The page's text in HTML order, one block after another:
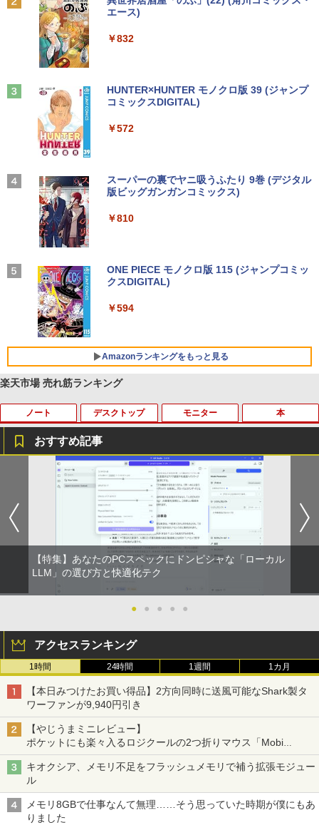
Anker Soundcore Liberty 5 ミッドナイトブ
ラック
￥14,990
【2026年アップグレード版】AOKIMI ワイヤ
レスイヤホン bluetooth イヤホン V12 小型
るーとゅーす コードレス ENCノイズキャン
￥1,964
リング ANC 36時間再生
￥2,980
[Explicit]
￥250
On My Road (Stadium ver.)
BUGS LIFE
On My Road (Stadium ver.)
【Amazon.co.jp限定】 い・ろ・は・す 2L P
by Amazon 天然水ラベルレス 2L×9本
￥1,117
コカ・コーラ やかんの麦茶 from 爽健美茶 ラ
by Amazon 炭酸水 ラベルレス 500ml ×24本
art Basic)
エース)
￥832
HUNTER×HUNTER モノクロ版 39 (ジャンプ
コミックスDIGITAL)
￥572
スーパーの裏でヤニ吸うふたり 9巻 (デジタル
版ビッグガンガンコミックス)
￥810
ONE PIECE モノクロ版 115 (ジャンプコミッ
クスDIGITAL)
￥594
Amazonランキングをもっと見る
楽天市場 売れ筋ランキング
ノート
中古パソコン | Dell | Latitude 3500 | Wi
ndows11 | ノートPC | 一年保証 | 第8世
代 | Core i5-8265U 1.6(〜最大3.9)GHz |
MEM:8GB | SSD:256GB(新品) | 光学ド
ライブ非搭載 | 無線LAN:あり | Webカメ
ラ内蔵 | フルHD | テンキー | Win11Pro6
4Bit | ACアダプター付属
￥25,980
ThinkPad L580 第8世代Core i5 大画面
15.6インチ液晶 メモリ8GB/16GB 新品S
SD 1TB テンキー付き Webカメラ内蔵 U
SB 3.0 無線LAN搭載 office付き Windo
古パソコン 中古PC オフィス 中古
￥26,800
【マラソンP5倍/10%オフクーポン】【ワ
レノボ Lenovo ThinkPad L380 第8世代
Core i5 メモリ8GB/16GB SSD128/256G
デスクトップ
エアリア 世田谷電器 世田谷の給水塔 キ
ーボード用メンテナンスツール キーキャ
ップ外し スイッチプラー AR-REMOVE
￥1,580
ミニPC Dell HP Lenovo 高速CPU 第8世
D1TB 二画面デュアル アウトレット オフ
ィス付き 最新MSOffice2024可 Win11Pr
ニPC デル 中古パソコンデスクトップPC
￥17,888
中古パソコン | HP | ProDesk 600 G4 SF
F | Windows11 | デスクトップ | 一年保
証 | 第8世代 | Core i5 8500 3.0(〜最大4.
1)GHz | MEM:8GB | SSD:256GB(NVMe)
| DVDマルチ | 無線LAN:なし | Win11Pro
64Bit
￥21,980
モニター
【マラソンセール期間中ポイント5倍】中
古モニター 19〜27インチ サイズ選択可
能 HDMI / DisplayPort / VGA / DVI 端子
選択可能 店長おまかせ ケーブル付き サ
ブモニターにおすすめ 動作確認済み 30
日保証 送料無料
￥4,580
モニター 21.5型 液晶ディスプレイ ベゼ
ー 壁掛け フリッカーレス FreeSync 21.
5インチ 角度調節 FullHD ブルーライト
カット VAパネル VESAフル FHDノング
レア MAXZEN JM22CH02
￥9,480
【1,000円クーポン＋ポイント最大31.5%
還元！】PCモニター 液晶ディスプレイ 2
4インチ VA FHD 1080P フルHD 非光沢
ルーライト軽減 フリッカーレス VESA対
応 Adaptive Sync対応 4000:1コントラ
本
2027 近江兄弟社中学校・直前対策合格セ
ット問題集(5冊) 中学受験 過去問の傾向
と対策 / 参考書 自宅学習 送料無料 / 受験
専門サクセス
￥19,250
￥1,980
3
100日後に英語がものになる1日10分 ネ
イティブ英語書き写し [ ブレット・リン
ゼイ ]
￥1,980
（ジャンプコミックス） [ 鳥山 明 ]
おすすめ記事
【特集】あなたのPCスペックにドンピシャな「ローカル
LLM」の選び方と快適化テク
● ● ● ● ●
アクセスランキング
1時間 24時間 1週間 1カ月
【本日みつけたお買い得品】2方向同時に送風可能なShark製タ
ワーファンが9,940円引き
【やじうまミニレビュー】
ポケットにも楽々入るロジクールの2つ折りマウス「Mobi
Fold」。その気になるギミックとは？
キオクシア、メモリ不足をフラッシュメモリで補う拡張モジュー
ル
メモリ8GBで仕事なんて無理……そう思っていた時期が僕にもあ
りました